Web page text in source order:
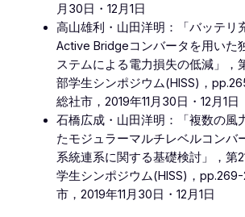
月30日・12月1日
高山雄利・山田洋明：「バッテリ
Active Bridgeコンバータを用いた
ステムによる電力損失の低減」，
部学生シンポジウム(HISS)，
総社市，2019年11月30日・12月1日
石橋広成・山田洋明：「複数の風
たモジュラーマルチレベルコンバ
系統連系に関する基礎検討」，第
学生シンポジウム(HISS)，
市，2019年11月30日・12月1日